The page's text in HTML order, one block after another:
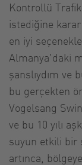
Kontrollü
istediğine
en iyi
Almanya'daki
şanslıydım ve
bu gerçekten
Vogelsang
ve bu 10 yılı
suyun etkili bir
artınca,